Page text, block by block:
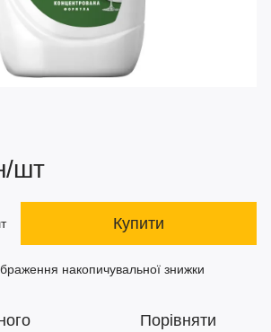
шт
Купити
накопичувальної знижки
Порівняти